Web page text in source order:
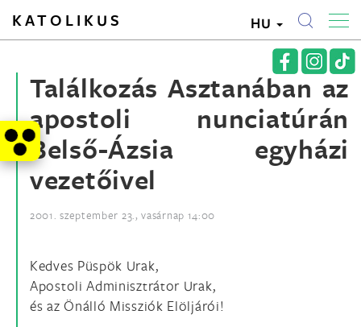
KATOLIKUS HU
Találkozás Asztanában az
apostoli nunciatúrán
Belső-Ázsia egyházi
vezetőivel
2001. szeptember 23., vasárnap 14:00
Kedves Püspök Urak,
Apostoli Adminisztrátor Urak,
és az Önálló Missziók Elöljárói!